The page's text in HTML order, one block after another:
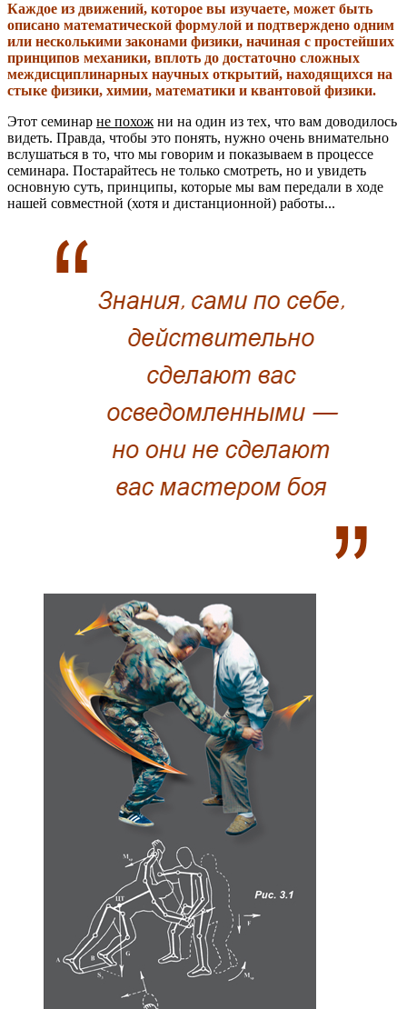
Каждое из движений, которое вы изучаете, может быть
описано математической формулой и подтверждено одним
или несколькими законами физики, начиная с простейших
принципов механики, вплоть до достаточно сложных
междисциплинарных научных открытий, находящихся на
стыке физики, химии, математики и квантовой физики.
Этот семинар не похож ни на один из тех, что вам доводилось
видеть. Правда, чтобы это понять, нужно очень внимательно
вслушаться в то, что мы говорим и показываем в процессе
семинара. Постарайтесь не только смотреть, но и увидеть
основную суть, принципы, которые мы вам передали в ходе
нашей совместной (хотя и дистанционной) работы...